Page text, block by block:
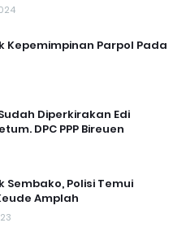
Kepemimpinan Parpol Pada
Diperkirakan Edi
DPC PPP Bireuen
Sembako, Polisi Temui
Amplah